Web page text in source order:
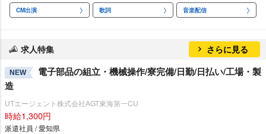
CM出演 歌詞 音楽配信
求人特集 さらに見る
NEW
電子部品の組立・機械操作/寮完備/日勤/日払い/工場・製
造
UTエージェント株式会社AGT東海第一CU
時給1,300円
派遣社員 / 愛知県